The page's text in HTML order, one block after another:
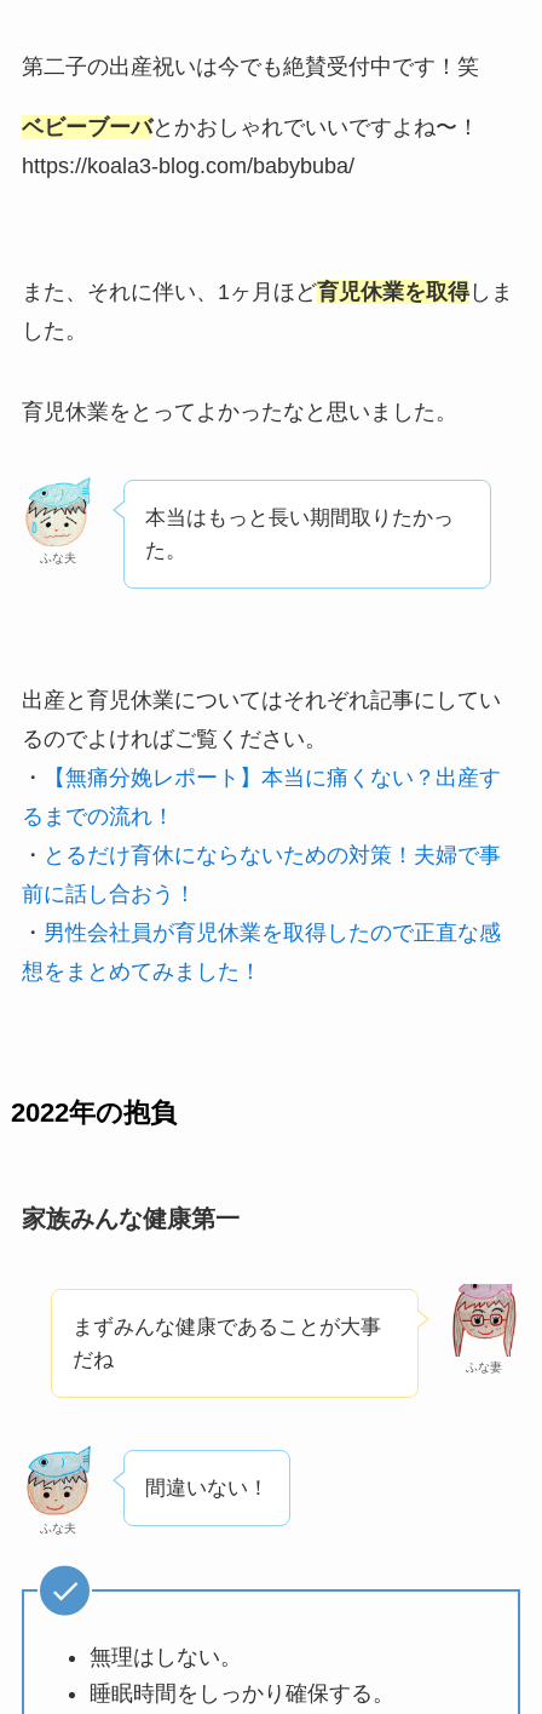
第二子の出産祝いは今でも絶賛受付中です！笑
ベビーブーバとかおしゃれでいいですよね〜！
https://koala3-blog.com/babybuba/
また、それに伴い、1ヶ月ほど育児休業を取得しま
した。
育児休業をとってよかったなと思いました。
ふな夫
本当はもっと長い期間取りたかっ
た。
出産と育児休業についてはそれぞれ記事にしてい
るのでよければご覧ください。
・
【無痛分娩レポート】本当に痛くない？出産す
るまでの流れ！
・ とるだけ育休にならないための対策！夫婦で事
前に話し合おう！
・ 男性会社員が育児休業を取得したので正直な感
想をまとめてみました！
2022年の抱負
家族みんな健康第一
ふな妻
まずみんな健康であることが大事
だね
ふな夫
間違いない！
無理はしない。
睡眠時間をしっかり確保する。